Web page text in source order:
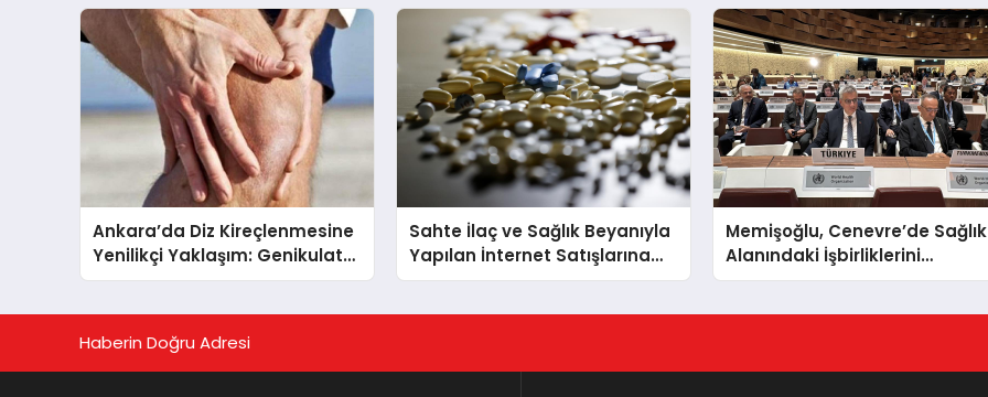
Ankara’da Diz Kireçlenmesine
Yenilikçi Yaklaşım: Genikulat
Arter Embolizasyonu
Sahte İlaç ve Sağlık Beyanıyla
Yapılan İnternet Satışlarına
Sıkı Denetim
Memişoğlu, Cenevre’de Sağlık
Alanındaki İşbirliklerini
Güçlendiriyor
Haberin Doğru Adresi